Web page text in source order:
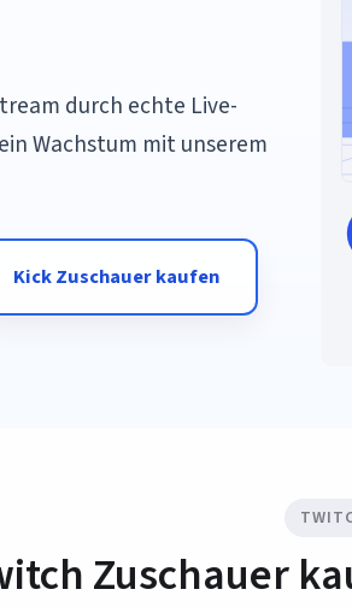
durch echte Live-
Wachstum mit unserem
Kick Zuschauer kaufen
Zuschauer